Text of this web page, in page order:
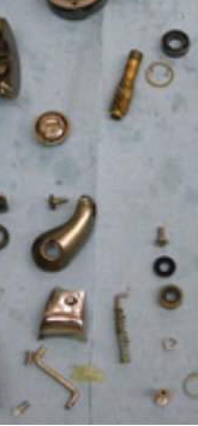
ダイワ スパルタン
ール
2024.10.31